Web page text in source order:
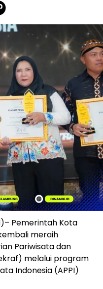
Pemerintah Kota
meraih
Pariwisata dan
melalui program
Indonesia (APPI)